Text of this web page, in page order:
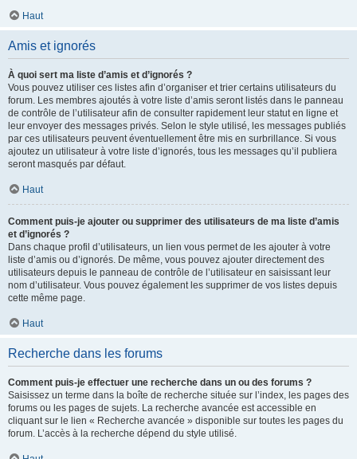
Haut
Amis et ignorés
À quoi sert ma liste d’amis et d’ignorés ?
Vous pouvez utiliser ces listes afin d’organiser et trier certains utilisateurs du
forum. Les membres ajoutés à votre liste d’amis seront listés dans le panneau
de contrôle de l’utilisateur afin de consulter rapidement leur statut en ligne et
leur envoyer des messages privés. Selon le style utilisé, les messages publiés
par ces utilisateurs peuvent éventuellement être mis en surbrillance. Si vous
ajoutez un utilisateur à votre liste d’ignorés, tous les messages qu’il publiera
seront masqués par défaut.
Haut
Comment puis-je ajouter ou supprimer des utilisateurs de ma liste d’amis
et d’ignorés ?
Dans chaque profil d’utilisateurs, un lien vous permet de les ajouter à votre
liste d’amis ou d’ignorés. De même, vous pouvez ajouter directement des
utilisateurs depuis le panneau de contrôle de l’utilisateur en saisissant leur
nom d’utilisateur. Vous pouvez également les supprimer de vos listes depuis
cette même page.
Haut
Recherche dans les forums
Comment puis-je effectuer une recherche dans un ou des forums ?
Saisissez un terme dans la boîte de recherche située sur l’index, les pages des
forums ou les pages de sujets. La recherche avancée est accessible en
cliquant sur le lien « Recherche avancée » disponible sur toutes les pages du
forum. L’accès à la recherche dépend du style utilisé.